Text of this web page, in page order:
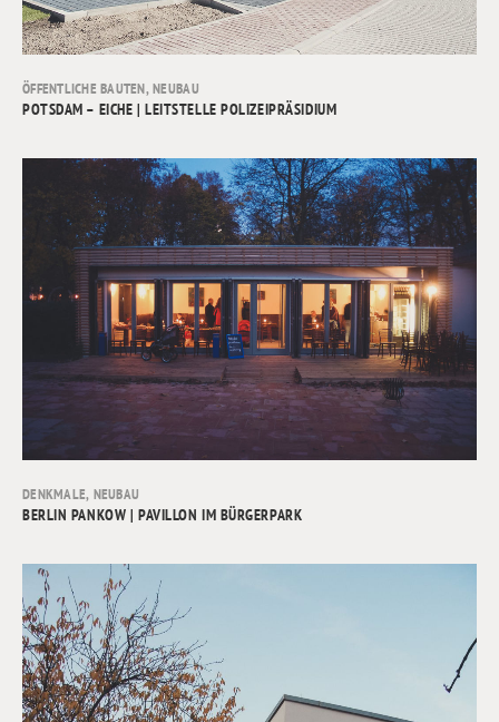
ÖFFENTLICHE BAUTEN,NEUBAU
POTSDAM – EICHE | LEITSTELLE POLIZEIPRÄSIDIUM
DENKMALE, NEUBAU
BERLIN PANKOW | PAVILLON IM BÜRGERPARK